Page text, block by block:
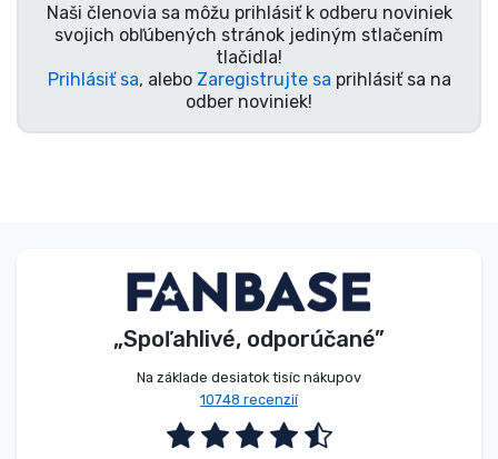
Naši členovia sa môžu prihlásiť k odberu noviniek
svojich obľúbených stránok jediným stlačením
tlačidla!
Prihlásiť sa, alebo Zaregistrujte sa prihlásiť sa na
odber noviniek!
„Spoľahlivé, odporúčané”
Na základe desiatok tisíc nákupov
10748 recenzií
Zoradiť podľa športu
Zoradiť podľa hudby